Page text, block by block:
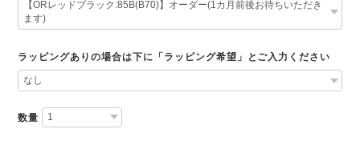
ラッピングありの場合は下に「ラッピング希望」とご入力ください
数量